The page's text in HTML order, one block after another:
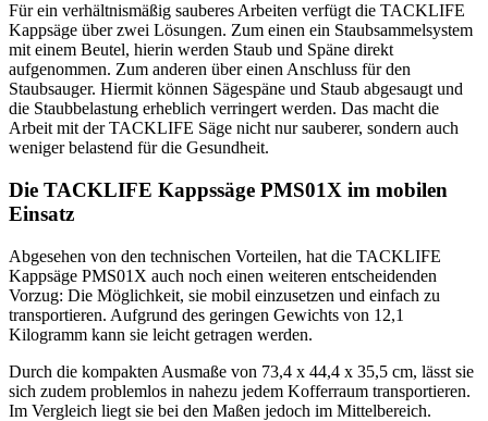
Für ein verhältnismäßig sauberes Arbeiten verfügt die TACKLIFE
Kappsäge über zwei Lösungen. Zum einen ein Staubsammelsystem
mit einem Beutel, hierin werden Staub und Späne direkt
aufgenommen. Zum anderen über einen Anschluss für den
Staubsauger. Hiermit können Sägespäne und Staub abgesaugt und
die Staubbelastung erheblich verringert werden. Das macht die
Arbeit mit der TACKLIFE Säge nicht nur sauberer, sondern auch
weniger belastend für die Gesundheit.
Die TACKLIFE Kappssäge PMS01X im mobilen
Einsatz
Abgesehen von den technischen Vorteilen, hat die TACKLIFE
Kappsäge PMS01X auch noch einen weiteren entscheidenden
Vorzug: Die Möglichkeit, sie mobil einzusetzen und einfach zu
transportieren. Aufgrund des geringen Gewichts von 12,1
Kilogramm kann sie leicht getragen werden.
Durch die kompakten Ausmaße von 73,4 x 44,4 x 35,5 cm, lässt sie
sich zudem problemlos in nahezu jedem Kofferraum transportieren.
Im Vergleich liegt sie bei den Maßen jedoch im Mittelbereich.